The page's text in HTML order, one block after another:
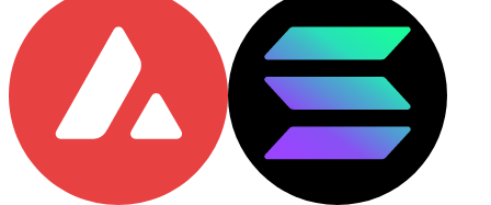
Ajoutez des fonds à votre compte Bitnovo ou
Acheter avec virement bancaire
Carte de crédit / débit
Utilisez les cartes Visa et Mastercard pour acheter
Acheter avec carte